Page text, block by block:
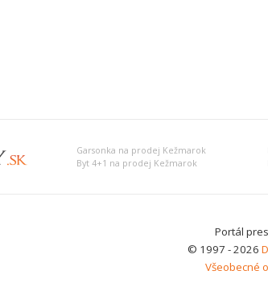
Garsonka na prodej Kežmarok
Byt 4+1 na prodej Kežmarok
Portál
© 1997 - 2026
Všeobecné